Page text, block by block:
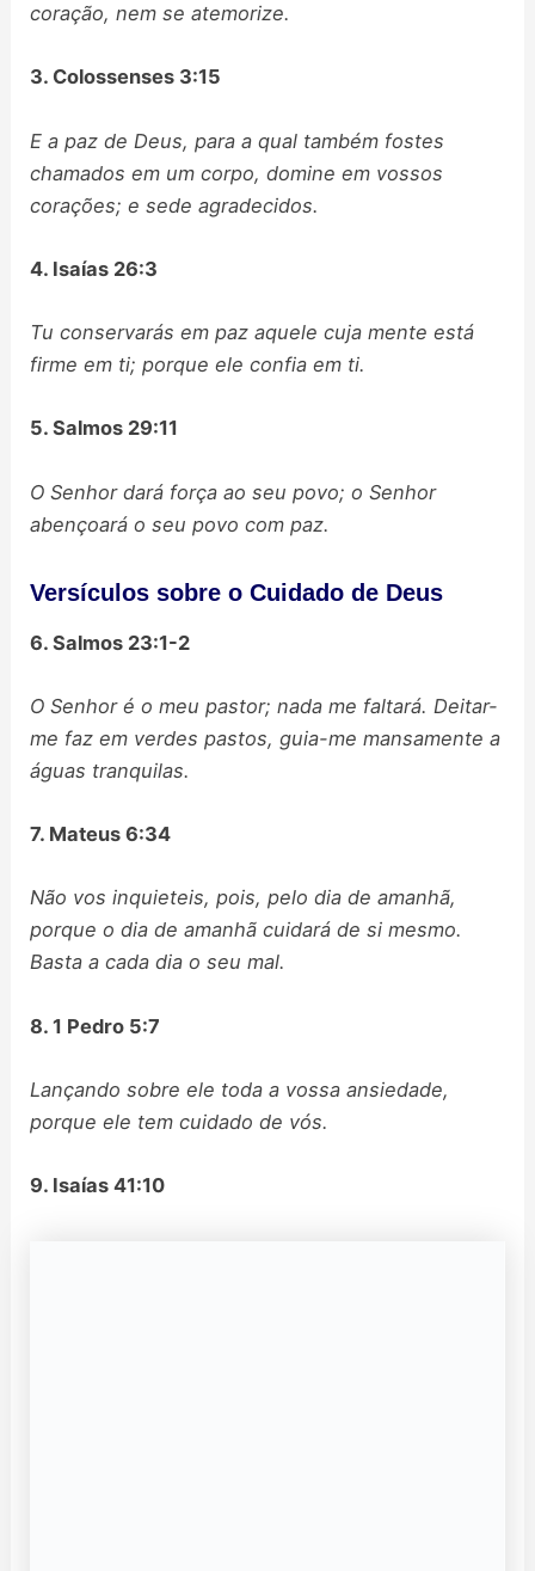
coração, nem se atemorize.
3. Colossenses 3:15
E a paz de Deus, para a qual também fostes
chamados em um corpo, domine em vossos
corações; e sede agradecidos.
4. Isaías 26:3
Tu conservarás em paz aquele cuja mente está
firme em ti; porque ele confia em ti.
5. Salmos 29:11
O Senhor dará força ao seu povo; o Senhor
abençoará o seu povo com paz.
Versículos sobre o Cuidado de Deus
6. Salmos 23:1-2
O Senhor é o meu pastor; nada me faltará. Deitar-
me faz em verdes pastos, guia-me mansamente a
águas tranquilas.
7. Mateus 6:34
Não vos inquieteis, pois, pelo dia de amanhã,
porque o dia de amanhã cuidará de si mesmo.
Basta a cada dia o seu mal.
8. 1 Pedro 5:7
Lançando sobre ele toda a vossa ansiedade,
porque ele tem cuidado de vós.
9. Isaías 41:10